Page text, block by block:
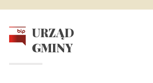
URZĄD
GMINY